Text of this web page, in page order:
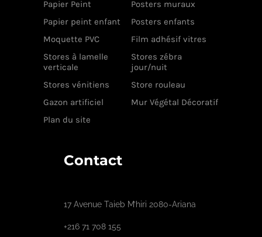
Papier Peint
Posters muraux
Papier peint enfant
Posters enfants
Moquette PVC
Film adhésif vitres
Stores à lamelle
verticale
Stores zébra
jour/nuit
Stores vénitiens
Store rouleau
Gazon artificiel
Mur Végétal Décoratif
Plan du site
Contact
17 Avenue Taieb M’hiri 2080-Ariana
+216 71 708 155